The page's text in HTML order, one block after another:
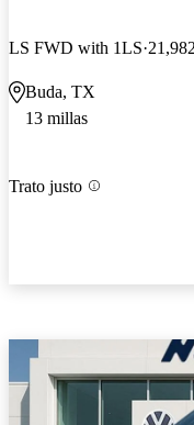
LS FWD with 1LS
Buda, TX
13 millas
Trato justo